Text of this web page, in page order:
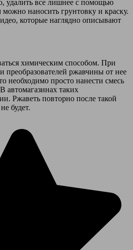
удалить все лишнее с помощью
наносить грунтовку и краску.
которые наглядно описывают
химическим способом. При
ржавчины от нее
необходимо просто нанести смесь
автомагазинах таких
Ржаветь повторно после такой
будет.